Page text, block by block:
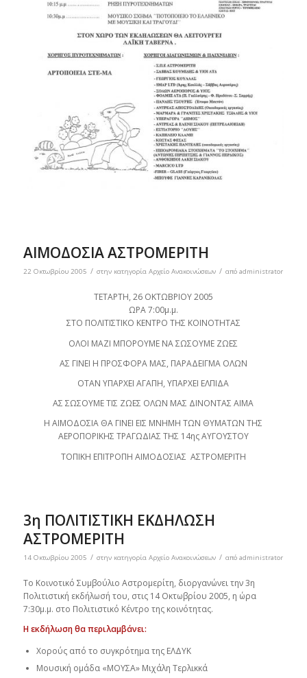
ΑΙΜΟΔΟΣΙΑ ΑΣΤΡΟΜΕΡΙΤΗ
22 Οκτωβρίου 2005 / στην κατηγορία Αρχείο Ανακοινώσεων / από administrator
ΤΕΤΑΡΤΗ, 26 ΟΚΤΩΒΡΙΟΥ 2005
ΩΡΑ 7:00μ.μ.
ΣΤΟ ΠΟΛΙΤΙΣΤΙΚΟ ΚΕΝΤΡΟ ΤΗΣ ΚΟΙΝΟΤΗΤΑΣ
ΟΛΟΙ ΜΑΖΙ ΜΠΟΡΟΥΜΕ ΝΑ ΣΩΣΟΥΜΕ ΖΩΕΣ
ΑΣ ΓΙΝΕΙ Η ΠΡΟΣΦΟΡΑ ΜΑΣ, ΠΑΡΑΔΕΙΓΜΑ ΟΛΩΝ
ΟΤΑΝ ΥΠΑΡΧΕΙ ΑΓΑΠΗ, ΥΠΑΡΧΕΙ ΕΛΠΙΔΑ
ΑΣ ΣΩΣΟΥΜΕ ΤΙΣ ΖΩΕΣ ΟΛΩΝ ΜΑΣ ΔΙΝΟΝΤΑΣ ΑΙΜΑ
Η ΑΙΜΟΔΟΣΙΑ ΘΑ ΓΙΝΕΙ ΕΙΣ ΜΝΗΜΗ ΤΩΝ ΘΥΜΑΤΩΝ ΤΗΣ
ΑΕΡΟΠΟΡΙΚΗΣ ΤΡΑΓΩΔΙΑΣ ΤΗΣ 14ης ΑΥΓΟΥΣΤΟΥ
ΤΟΠΙΚΗ ΕΠΙΤΡΟΠΗ ΑΙΜΟΔΟΣΙΑΣ ΑΣΤΡΟΜΕΡΙΤΗ
3η ΠΟΛΙΤΙΣΤΙΚΗ ΕΚΔΗΛΩΣΗ
ΑΣΤΡΟΜΕΡΙΤΗ
14 Οκτωβρίου 2005 / στην κατηγορία Αρχείο Ανακοινώσεων / από administrator
Το Κοινοτικό Συμβούλιο Αστρομερίτη, διοργανώνει την 3η
Πολιτιστική εκδήλωσή του, στις 14 Οκτωβρίου 2005, η ώρα
7:30μ.μ. στο Πολιτιστικό Κέντρο της κοινότητας.
Η εκδήλωση θα περιλαμβάνει:
Χορούς από το συγκρότημα της ΕΛΔΥΚ
Μουσική ομάδα «ΜΟΥΣΑ» Μιχάλη Τερλικκά